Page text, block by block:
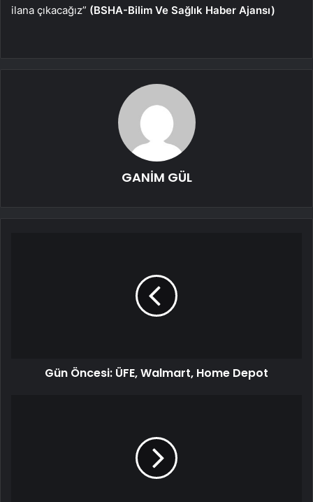
ilana çıkacağız” (BSHA-Bilim Ve Sağlık Haber Ajansı)
GANİM GÜL
Gün Öncesi: ÜFE, Walmart, Home Depot